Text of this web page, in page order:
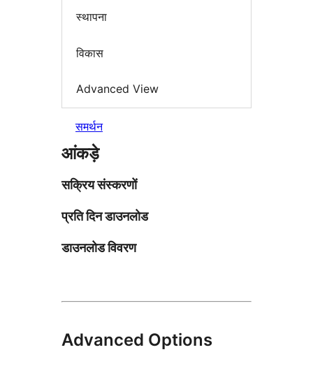
स्थापना
विकास
Advanced View
समर्थन
आंकड़े
सक्रिय संस्करणों
प्रति दिन डाउनलोड
डाउनलोड विवरण
Advanced Options